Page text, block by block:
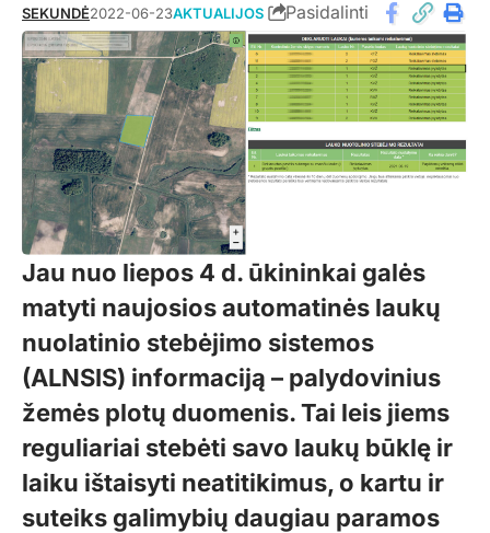
SEKUNDĖ2022-06-23AKTUALIJOS Pasidalinti
Jau nuo liepos 4 d. ūkininkai galės
matyti naujosios automatinės laukų
nuolatinio stebėjimo sistemos
(ALNSIS) informaciją – palydovinius
žemės plotų duomenis. Tai leis jiems
reguliariai stebėti savo laukų būklę ir
laiku ištaisyti neatitikimus, o kartu ir
suteiks galimybių daugiau paramos